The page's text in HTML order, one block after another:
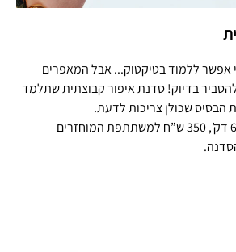
ללמוד בטיקטוק... אבל המאפרים
להסביר בדיוק! סדנת איפור קבוצתית שתלמד
הבסיס שכולן צריכות לדעת.
בתיאום מראש בלבד, 60 דק’, 350 ש”ח למשתתפת המוחזרים